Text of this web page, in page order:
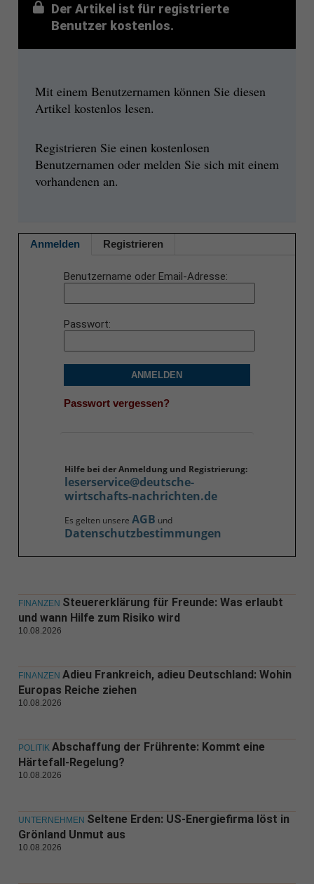
Der Artikel ist für registrierte
Benutzer kostenlos.
Mit einem Benutzernamen können Sie diesen
Artikel kostenlos lesen.
Registrieren Sie einen kostenlosen
Benutzernamen oder melden Sie sich mit einem
vorhandenen an.
Anmelden Registrieren
Benutzername oder Email-Adresse
Passwort
ANMELDEN
Passwort vergessen?
Hilfe bei der Anmeldung und Registrierung:
leserservice@deutsche-
wirtschafts-nachrichten.de
Es gelten unsere AGB und
Datenschutzbestimmungen
FINANZEN Steuererklärung für Freunde: Was erlaubt
und wann Hilfe zum Risiko wird
10.08.2026
FINANZEN Adieu Frankreich, adieu Deutschland: Wohin
Europas Reiche ziehen
10.08.2026
POLITIK Abschaffung der Frührente: Kommt eine
Härtefall-Regelung?
10.08.2026
UNTERNEHMEN Seltene Erden: US-Energiefirma löst in
Grönland Unmut aus
10.08.2026